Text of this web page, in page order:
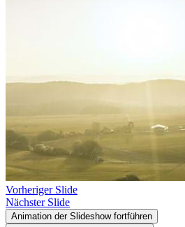
Vorheriger Slide
Nächster Slide
Animation der Slideshow fortführen